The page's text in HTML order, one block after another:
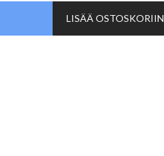
LISÄÄ OSTOSKORIIN